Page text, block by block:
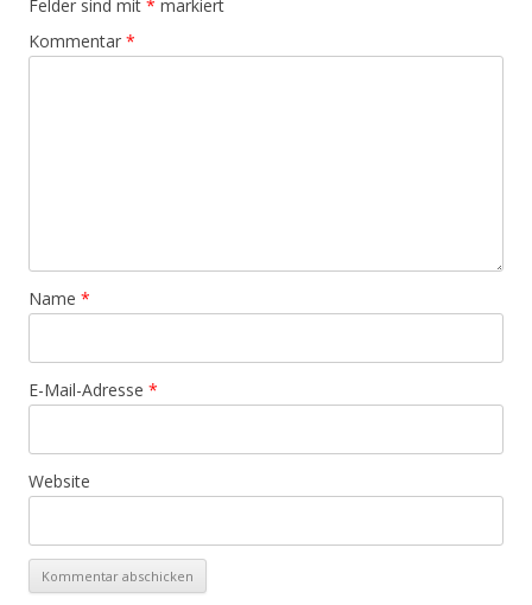
Felder sind mit * markiert
Kommentar *
Name *
E-Mail-Adresse *
Website